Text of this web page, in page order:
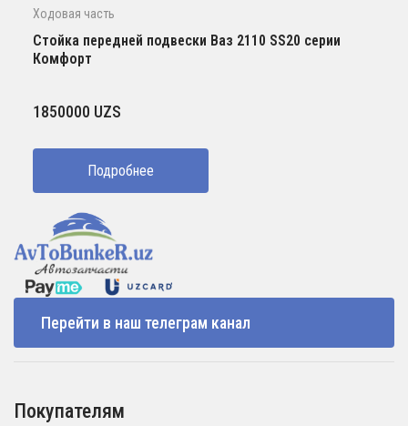
Ходовая часть
Стойка передней подвески Ваз 2110 SS20 серии
Комфорт
1850000 UZS
Подробнее
Перейти в наш телеграм канал
Покупателям